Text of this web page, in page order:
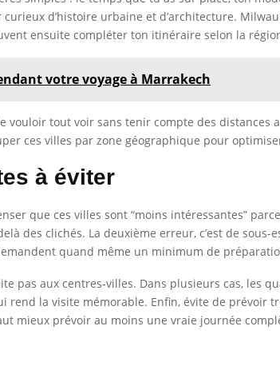
d’histoire urbaine et d’architecture.
ensuite compléter ton itinéraire selon la
votre voyage à Marrakech
vouloir tout voir sans tenir compte des distances
ces villes par zone géographique pour
à éviter
que ces villes sont “moins intéressantes”
des clichés. La deuxième erreur, c’est de
quand même un minimum de
pas aux centres-villes. Dans plusieurs cas, les
rend la visite mémorable. Enfin, évite de
mieux prévoir au moins une vraie journée